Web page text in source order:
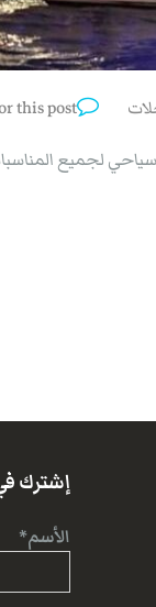
this post
لجميع
إشترك
الأسم*